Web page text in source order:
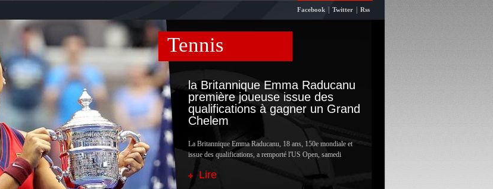
Photo
Facebook Twitter Rss
Tennis
la Britannique Emma Raducanu
première joueuse issue des
qualifications à gagner un Grand
Chelem
La Britannique Emma Raducanu, 18 ans, 150e mondiale et
issue des qualifications, a remporté l'US Open, samedi
Lire